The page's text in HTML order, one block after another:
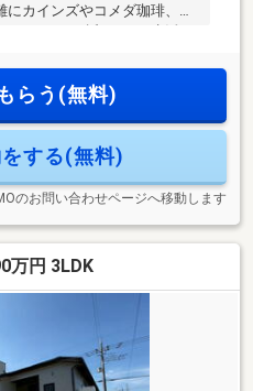
カインズやコメダ珈琲、サ
お魚屋さんや飲食店、雑貨店
＼営業時
れも大歓迎♪・.
らう(無料)
する(無料)
のお問い合わせページへ移動します
万円 3LDK